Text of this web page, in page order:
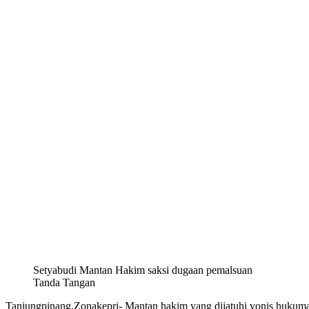
Setyabudi Mantan Hakim saksi dugaan pemalsuan
Tanda Tangan
Tanjungpinang,Zonakepri- Mantan hakim yang dijatuhi vonis